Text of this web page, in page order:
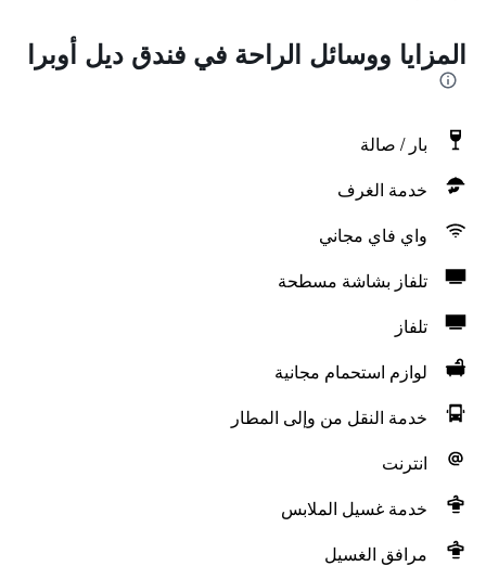
المزايا ووسائل الراحة في فندق ديل أوبرا
بار / صالة
خدمة الغرف
واي فاي مجاني
تلفاز بشاشة مسطحة
تلفاز
لوازم استحمام مجانية
خدمة النقل من وإلى المطار
انترنت
خدمة غسيل الملابس
مرافق الغسيل